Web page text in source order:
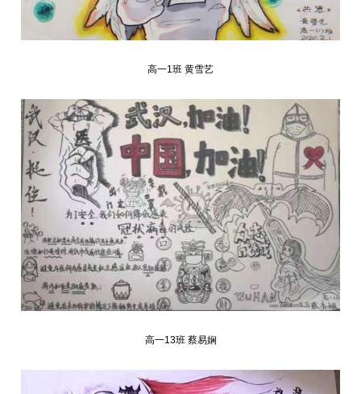
高一1班 黄雪艺
高一13班 蔡易娴